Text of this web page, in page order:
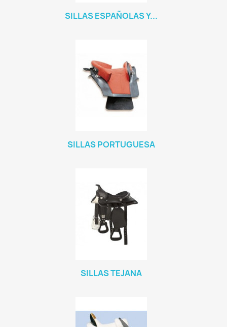
SILLAS ESPAÑOLAS Y...
SILLAS PORTUGUESA
SILLAS TEJANA